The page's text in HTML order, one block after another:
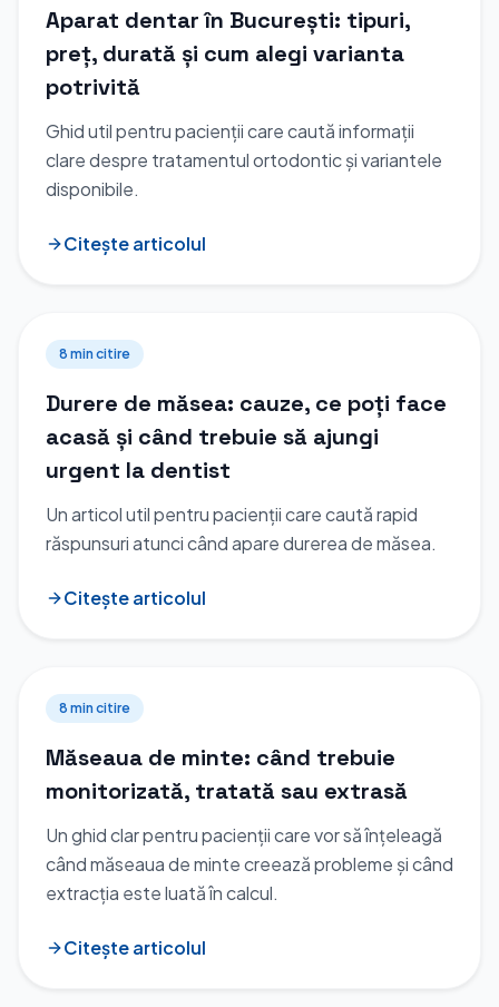
Aparat dentar în București: tipuri,
preț, durată și cum alegi varianta
potrivită
Ghid util pentru pacienții care caută informații
clare despre tratamentul ortodontic și variantele
disponibile.
Citește articolul
8 min citire
Durere de măsea: cauze, ce poți face
acasă și când trebuie să ajungi
urgent la dentist
Un articol util pentru pacienții care caută rapid
răspunsuri atunci când apare durerea de măsea.
Citește articolul
8 min citire
Măseaua de minte: când trebuie
monitorizată, tratată sau extrasă
Un ghid clar pentru pacienții care vor să înțeleagă
când măseaua de minte creează probleme și când
extracția este luată în calcul.
Citește articolul